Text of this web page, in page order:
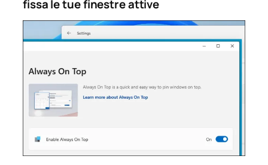
fissa le tue finestre attive